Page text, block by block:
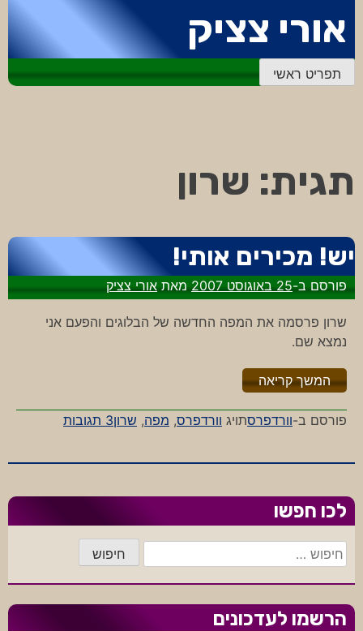
לתוכן
אורי צציק
תפריט ראשי
תגית: שרון
יש! מכירים אותי!
פורסם ב-25 באוגוסט 2007 מאתאורי צציק
שרון פרסמה את המפה החדשה של הבלוגים והפעם אני
נמצא שם.
המשך קריאה"%s"
פורסם ב-וורדפרסתויג וורדפרס, מפה, שרון3 תגובות
על
מכירים
לכו חפשו
חיפוש:
הרשמו לעדכונים